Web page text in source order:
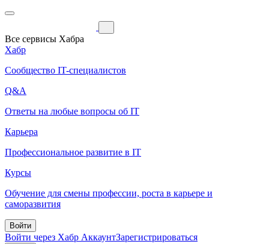
Все сервисы Хабра
Хабр
Сообщество IT-специалистов
Q&A
Ответы на любые вопросы об IT
Карьера
Профессиональное развитие в IT
Курсы
Обучение для смены профессии, роста в карьере и
саморазвития
Войти
Войти через Хабр АккаунтЗарегистрироваться